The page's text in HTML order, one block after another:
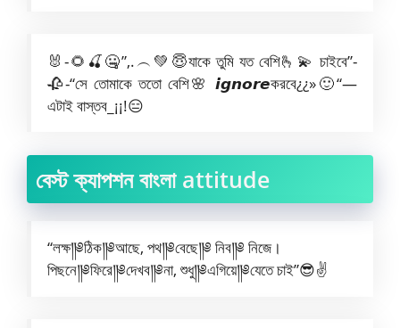
🐰-🌻🍒🤐”,.︵💚😇যাকে তুমি যত বেশি🫰💫 চাইবে”-
🥀-“সে তোমাকে ততো বেশি🌸 𝙞𝙜𝙣𝙤𝙧𝙚করবে¿¿»🙂“—
এটাই বাস্তব_¡¡!😑
বেস্ট ক্যাপশন বাংলা attitude
“লক্ষ༎༅ঠিক༎༅আছে, পথ༎༅বেছে༎༅ নিব༎༅ নিজে।
পিছনে༎༅ফিরে༎༅দেখব༎༅না, শুধু༎༅এগিয়ে༎༅যেতে চাই”😎✌️